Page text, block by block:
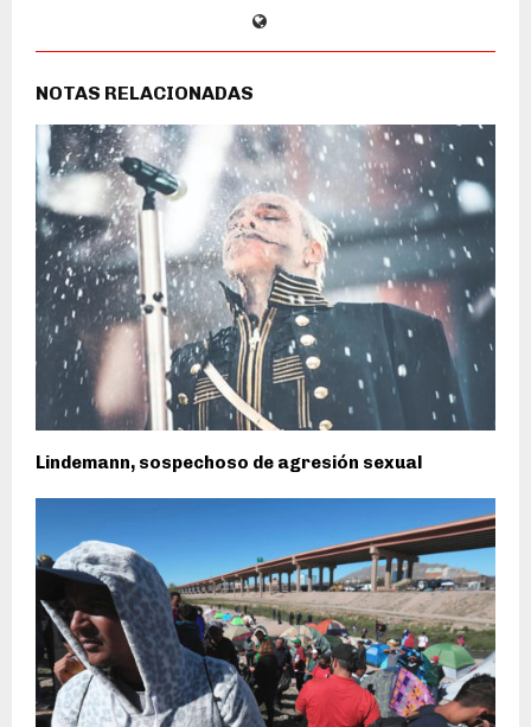
NOTAS RELACIONADAS
Lindemann, sospechoso de agresión sexual